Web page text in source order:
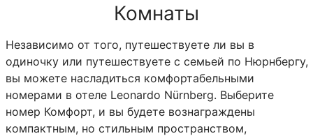
Комнаты
Независимо от того, путешествуете ли вы в
одиночку или путешествуете с семьей по Нюрнбергу,
вы можете насладиться комфортабельными
номерами в отеле Leonardo Nürnberg. Выберите
номер Комфорт, и вы будете вознаграждены
компактным, но стильным пространством,